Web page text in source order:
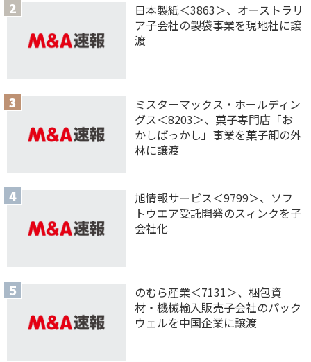
日本製紙＜3863＞、オーストラリ
ア子会社の製袋事業を現地社に譲
渡
ミスターマックス・ホールディン
グス＜8203＞、菓子専門店「お
かしばっかし」事業を菓子卸の外
林に譲渡
旭情報サービス＜9799＞、ソフ
トウエア受託開発のスィンクを子
会社化
のむら産業＜7131＞、梱包資
材・機械輸入販売子会社のパック
ウェルを中国企業に譲渡